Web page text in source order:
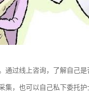
通过线上咨询，了解自己
集，也可以自己私下委托